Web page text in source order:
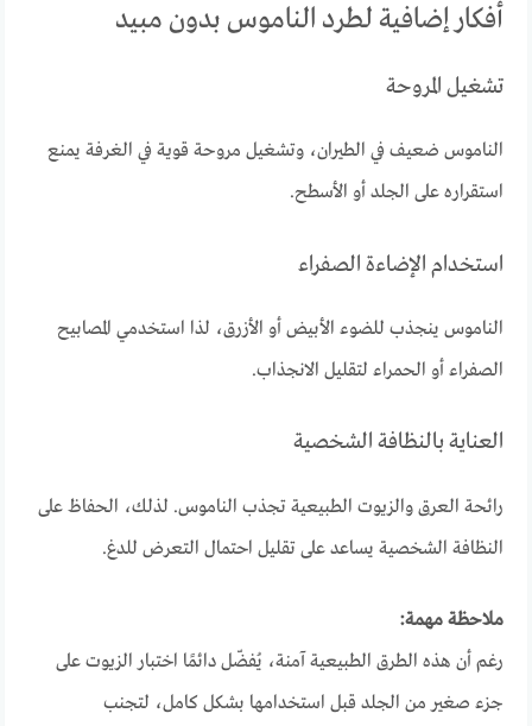
أفكار إضافية لطرد الناموس بدون مبيد
تشغيل المروحة
الناموس ضعيف في الطيران، وتشغيل مروحة قوية في الغرفة يمنع
استقراره على الجلد أو الأسطح.
استخدام الإضاءة الصفراء
الناموس ينجذب للضوء الأبيض أو الأزرق، لذا استخدمي المصابيح
الصفراء أو الحمراء لتقليل الانجذاب.
العناية بالنظافة الشخصية
رائحة العرق والزيوت الطبيعية تجذب الناموس. لذلك، الحفاظ على
النظافة الشخصية يساعد على تقليل احتمال التعرض للدغ.
ملاحظة مهمة:
رغم أن هذه الطرق الطبيعية آمنة، يُفضّل دائمًا اختبار الزيوت على
جزء صغير من الجلد قبل استخدامها بشكل كامل، لتجنب